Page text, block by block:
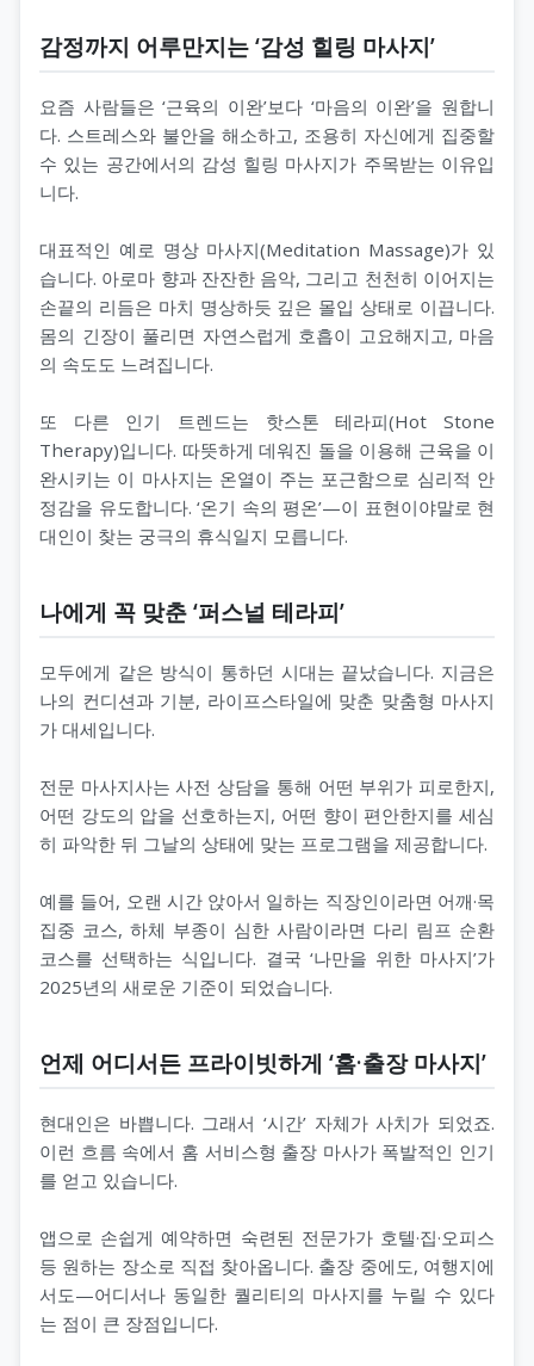
감정까지 어루만지는 ‘감성 힐링 마사지’
요즘 사람들은 ‘근육의 이완’보다 ‘마음의 이완’을 원합니
다. 스트레스와 불안을 해소하고, 조용히 자신에게 집중할
수 있는 공간에서의 감성 힐링 마사지가 주목받는 이유입
니다.
대표적인 예로 명상 마사지(Meditation Massage)가 있
습니다. 아로마 향과 잔잔한 음악, 그리고 천천히 이어지는
손끝의 리듬은 마치 명상하듯 깊은 몰입 상태로 이끕니다.
몸의 긴장이 풀리면 자연스럽게 호흡이 고요해지고, 마음
의 속도도 느려집니다.
또 다른 인기 트렌드는 핫스톤 테라피(Hot Stone
Therapy)입니다. 따뜻하게 데워진 돌을 이용해 근육을 이
완시키는 이 마사지는 온열이 주는 포근함으로 심리적 안
정감을 유도합니다. ‘온기 속의 평온’—이 표현이야말로 현
대인이 찾는 궁극의 휴식일지 모릅니다.
나에게 꼭 맞춘 ‘퍼스널 테라피’
모두에게 같은 방식이 통하던 시대는 끝났습니다. 지금은
나의 컨디션과 기분, 라이프스타일에 맞춘 맞춤형 마사지
가 대세입니다.
전문 마사지사는 사전 상담을 통해 어떤 부위가 피로한지,
어떤 강도의 압을 선호하는지, 어떤 향이 편안한지를 세심
히 파악한 뒤 그날의 상태에 맞는 프로그램을 제공합니다.
예를 들어, 오랜 시간 앉아서 일하는 직장인이라면 어깨·목
집중 코스, 하체 부종이 심한 사람이라면 다리 림프 순환
코스를 선택하는 식입니다. 결국 ‘나만을 위한 마사지’가
2025년의 새로운 기준이 되었습니다.
언제 어디서든 프라이빗하게 ‘홈·출장 마사지’
현대인은 바쁩니다. 그래서 ‘시간’ 자체가 사치가 되었죠.
이런 흐름 속에서 홈 서비스형 출장 마사가 폭발적인 인기
를 얻고 있습니다.
앱으로 손쉽게 예약하면 숙련된 전문가가 호텔·집·오피스
등 원하는 장소로 직접 찾아옵니다. 출장 중에도, 여행지에
서도—어디서나 동일한 퀄리티의 마사지를 누릴 수 있다
는 점이 큰 장점입니다.